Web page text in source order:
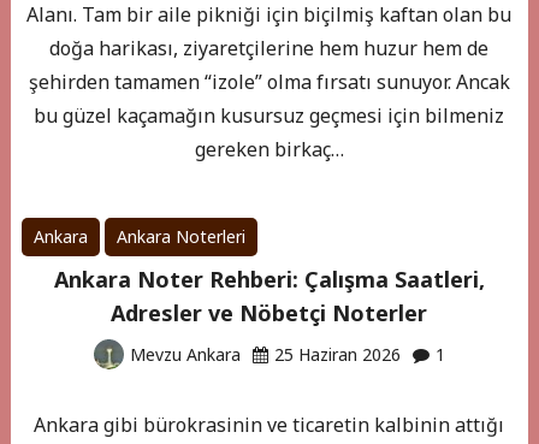
Alanı. Tam bir aile pikniği için biçilmiş kaftan olan bu
doğa harikası, ziyaretçilerine hem huzur hem de
şehirden tamamen “izole” olma fırsatı sunuyor. Ancak
bu güzel kaçamağın kusursuz geçmesi için bilmeniz
gereken birkaç…
Ankara Ankara Noterleri
Ankara Noter Rehberi: Çalışma Saatleri,
Adresler ve Nöbetçi Noterler
Mevzu Ankara 25 Haziran 2026 1
Ankara gibi bürokrasinin ve ticaretin kalbinin attığı